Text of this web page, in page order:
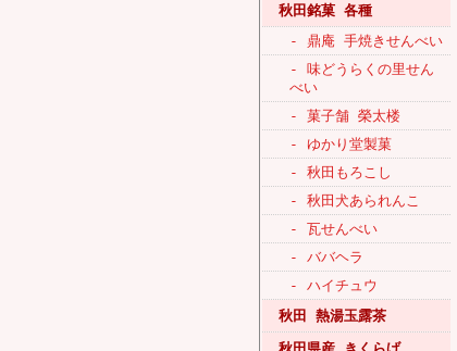
秋田銘菓 各種
- 鼎庵 手焼きせんべい
- 味どうらくの里せん
べい
- 菓子舗 榮太楼
- ゆかり堂製菓
- 秋田もろこし
- 秋田犬あられんこ
- 瓦せんべい
- ババヘラ
- ハイチュウ
秋田 熱湯玉露茶